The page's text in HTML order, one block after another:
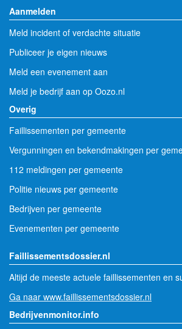
Aanmelden
Meld incident of verdachte situatie
Publiceer je eigen nieuws
Meld een evenement aan
Meld je bedrijf aan op Oozo.nl
Overig
Faillissementen per gemeente
Vergunningen en bekendmakingen per
112 meldingen per gemeente
Politie nieuws per gemeente
Bedrijven per gemeente
Evenementen per gemeente
Faillissementsdossier.nl
Altijd de meeste actuele faillissementen en
Ga naar www.faillissementsdossier.nl
Bedrijvenmonitor.info